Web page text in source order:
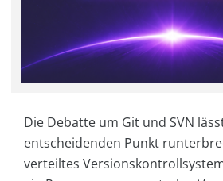
Die Debatte um Git und SVN
entscheidenden Punkt
verteiltes Versionskontrollsystem